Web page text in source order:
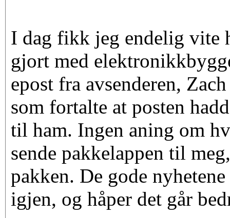
I dag fikk jeg endelig vite
gjort med
epost fra avsenderen,
som fortalte at posten
til ham. Ingen aning om
sende pakkelappen til
pakken. De gode
igjen, og håper det går